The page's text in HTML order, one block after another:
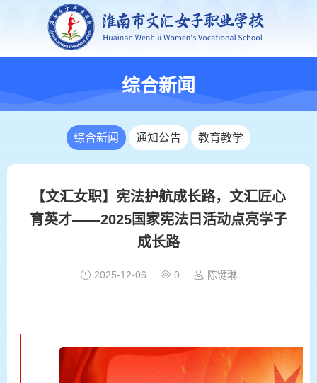
综合新闻
综合新闻 通知公告 教育教学
【文汇女职】宪法护航成长路，文汇匠心
育英才——2025国家宪法日活动点亮学子
成长路
2025-12-06 0 陈键琳